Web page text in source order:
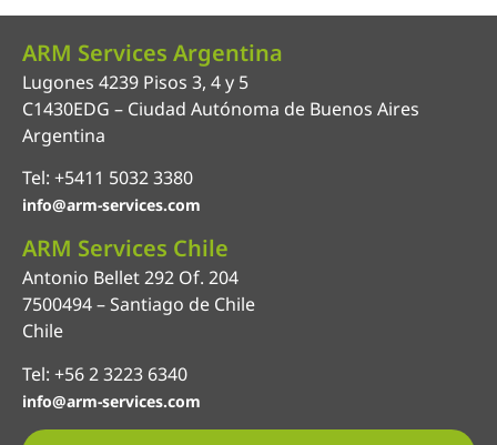
ARM Services Argentina
Lugones 4239 Pisos 3, 4 y 5
C1430EDG – Ciudad Autónoma de Buenos Aires
Argentina
Tel: +5411 5032 3380
info@arm-services.com
ARM Services Chile
Antonio Bellet 292 Of. 204
7500494 – Santiago de Chile
Chile
Tel: +56 2 3223 6340
info@arm-services.com